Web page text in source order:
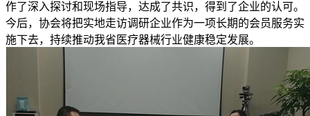
作了深入探讨和现场指导，达成了共识，得到了企业的认可。
今后，协会将把实地走访调研企业作为一项长期的会员服务实
施下去，持续推动我省医疗器械行业健康稳定发展。